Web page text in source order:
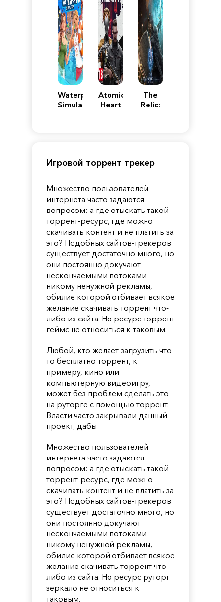
Waterpark
Simulator
Atomic
Heart
The
Relic:
Игровой торрент трекер
Множество пользователей
интернета часто задаются
вопросом: а где отыскать такой
торрент-ресурс, где можно
скачивать контент и не платить за
это? Подобных сайтов-трекеров
существует достаточно много, но
они постоянно докучают
нескончаемыми потоками
никому ненужной рекламы,
обилие которой отбивает всякое
желание скачивать торрент что-
либо из сайта. Но ресурс торрент
геймс не относиться к таковым.
Любой, кто желает загрузить что-
то бесплатно торрент, к
примеру, кино или
компьютерную видеоигру,
может без проблем сделать это
на руторге с помощью торрент.
Власти часто закрывали данный
проект, дабы
Множество пользователей
интернета часто задаются
вопросом: а где отыскать такой
торрент-ресурс, где можно
скачивать контент и не платить за
это? Подобных сайтов-трекеров
существует достаточно много, но
они постоянно докучают
нескончаемыми потоками
никому ненужной рекламы,
обилие которой отбивает всякое
желание скачивать торрент что-
либо из сайта. Но ресурс руторг
зеркало не относиться к
таковым.